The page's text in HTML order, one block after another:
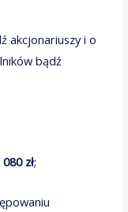
akcjonariuszy i o
bądź
080 zł;